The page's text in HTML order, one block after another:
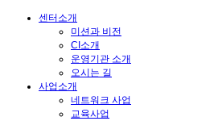
센터소개
미션과 비전
CI소개
운영기관 소개
오시는 길
사업소개
네트워크 사업
교육사업